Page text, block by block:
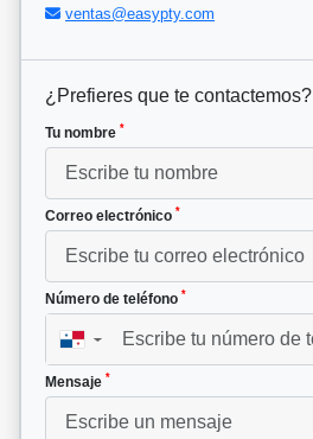
ventas@easypty.com
¿Prefieres que te contactemos?
Tu nombre *
Correo electrónico *
Número de teléfono *
▼
Mensaje *